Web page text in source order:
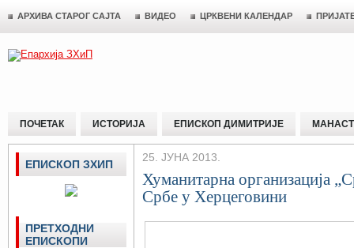
АРХИВА СТАРОГ САЈТА ВИДЕО ЦРКВЕНИ КАЛЕНДАР
ПОЧЕТАК ИСТОРИЈА ЕПИСКОП ДИМИТРИЈЕ
25. ЈУНА 2013.
Хуманитарнa организацијa
Србе у Херцеговини
ЕПИСКОП ЗХИП
ПРЕТХОДНИ
ЕПИСКОПИ